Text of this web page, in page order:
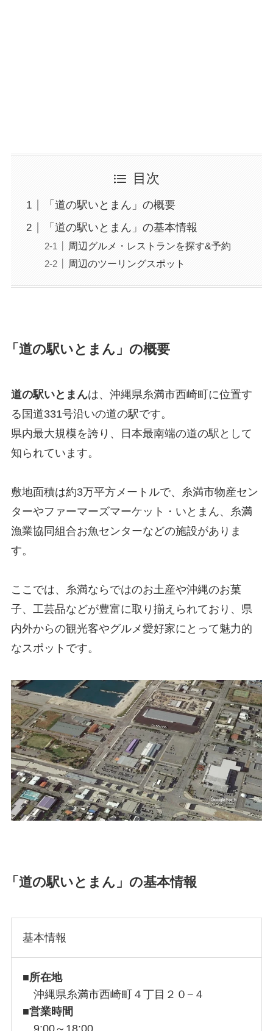
目次
「道の駅いとまん」の概要
「道の駅いとまん」の基本情報
周辺グルメ・レストランを探す&予約
周辺のツーリングスポット
「道の駅いとまん」の概要
道の駅いとまんは、沖縄県糸満市西崎町に位置す
る国道331号沿いの道の駅です。
県内最大規模を誇り、日本最南端の道の駅として
知られています。
敷地面積は約3万平方メートルで、糸満市物産セン
ターやファーマーズマーケット・いとまん、糸満
漁業協同組合お魚センターなどの施設がありま
す。
ここでは、糸満ならではのお土産や沖縄のお菓
子、工芸品などが豊富に取り揃えられており、県
内外からの観光客やグルメ愛好家にとって魅力的
なスポットです。
「道の駅いとまん」の基本情報
基本情報
■所在地
沖縄県糸満市西崎町４丁目２０−４
■営業時間